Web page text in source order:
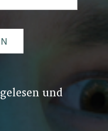
gelesen und